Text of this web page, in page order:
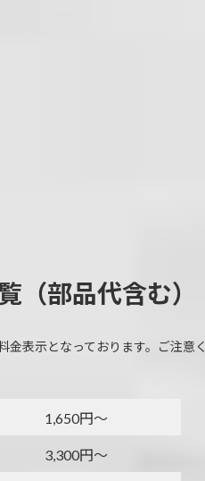
（部品代含む）
表示となっております。ご注意く
1,650円～
3,300円～